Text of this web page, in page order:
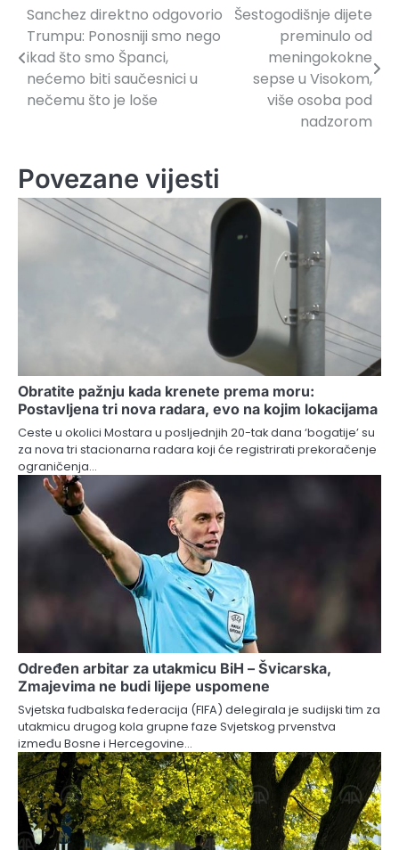
Navigacija
članaka
Sanchez direktno odgovorio
Trumpu: Ponosniji smo nego
ikad što smo Španci,
nećemo biti saučesnici u
nečemu što je loše
Šestogodišnje dijete
preminulo od
meningokokne
sepse u Visokom,
više osoba pod
nadzorom
Povezane vijesti
Obratite pažnju kada krenete prema moru:
Postavljena tri nova radara, evo na kojim lokacijama
Ceste u okolici Mostara u posljednjih 20-tak dana ‘bogatije’ su
za nova tri stacionarna radara koji će registrirati prekoračenje
ograničenja…
Određen arbitar za utakmicu BiH – Švicarska,
Zmajevima ne budi lijepe uspomene
Svjetska fudbalska federacija (FIFA) delegirala je sudijski tim za
utakmicu drugog kola grupne faze Svjetskog prvenstva
između Bosne i Hercegovine…